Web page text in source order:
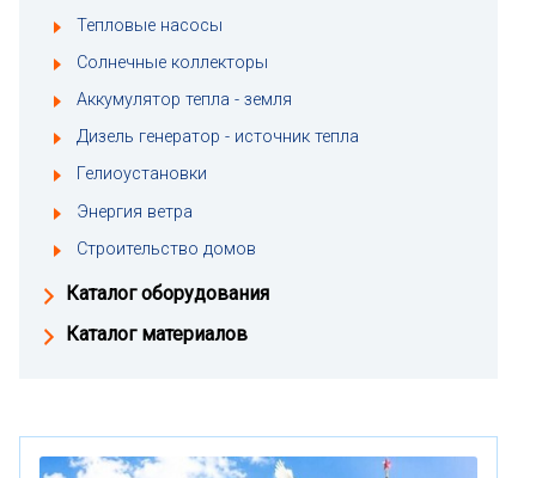
Тепловые насосы
Солнечные коллекторы
Аккумулятор тепла - земля
Дизель генератор - источник тепла
Гелиоустановки
Энергия ветра
Строительство домов
Каталог оборудования
Каталог материалов